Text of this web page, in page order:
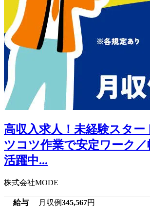
高収入求人！未経験スター
ツコツ作業で安定ワーク
活躍中...
株式会社MODE
給与 月収例345,567円